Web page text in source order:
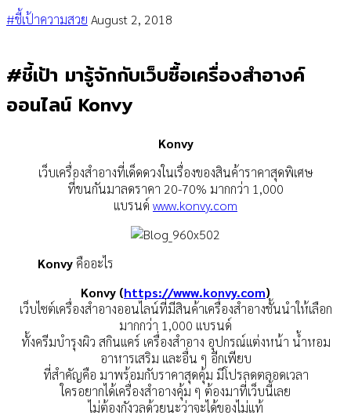
#ชี้เป้าความสวย August 2, 2018
#ชี้เป้า มารู้จักกับเว็บซื้อเครื่องสำอางค์
ออนไลน์ Konvy
Konvy
เว็บเครื่องสำอางที่เด็ดดวงในเรื่องของสินค้าราคาสุดพิเศษ
ที่ขนกันมาลดราคา 20-70% มากกว่า 1,000
แบรนด์ www.konvy.com
Konvy คืออะไร
Konvy (https://www.konvy.com)
เว็บไซต์เครื่องสำอางออนไลน์ที่มีสินค้าเครื่องสำอางชั้นนำให้เลือก
มากกว่า 1,000 แบรนด์
ทั้งครีมบำรุงผิว สกินแคร์ เครื่องสำอาง อุปกรณ์แต่งหน้า น้ำหอม
อาหารเสริม และอื่น ๆ อีกเพียบ
ที่สำคัญคือ มาพร้อมกับราคาสุดคุ้ม มีโปรลดตลอดเวลา
ใครอยากได้เครื่องสำอางคุ้ม ๆ ต้องมาที่เว็บนี้เลย
ไม่ต้องกังวลด้วยนะว่าจะได้ของไม่แท้